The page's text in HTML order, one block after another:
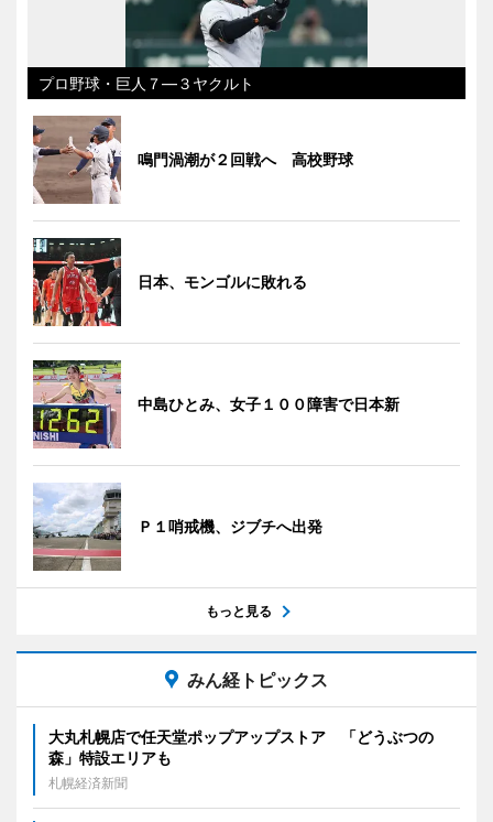
プロ野球・巨人７―３ヤクルト
鳴門渦潮が２回戦へ 高校野球
日本、モンゴルに敗れる
中島ひとみ、女子１００障害で日本新
Ｐ１哨戒機、ジブチへ出発
もっと見る
みん経トピックス
大丸札幌店で任天堂ポップアップストア 「どうぶつの
森」特設エリアも
札幌経済新聞